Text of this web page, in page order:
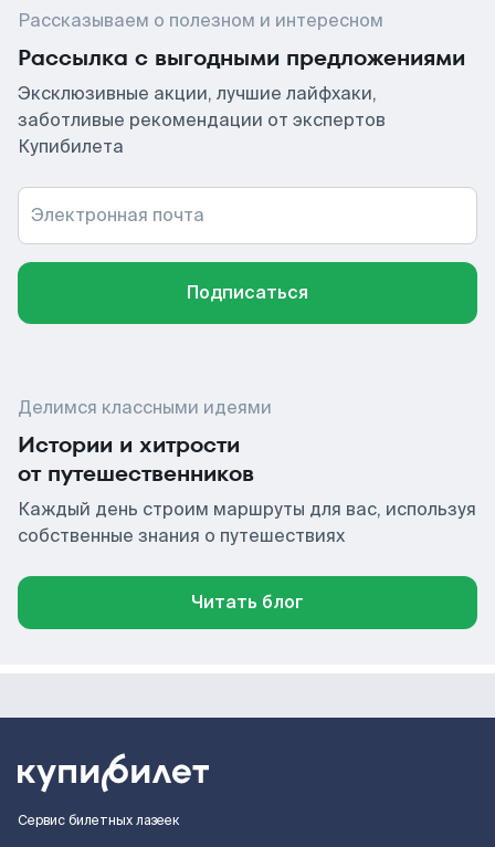
Рассказываем о полезном и интересном
Рассылка с выгодными предложениями
Эксклюзивные акции, лучшие лайфхаки,
заботливые рекомендации от экспертов
Купибилета
Электронная почта
Подписаться
Делимся классными идеями
Истории и хитрости
от путешественников
Каждый день строим маршруты для вас, используя
собственные знания о путешествиях
Читать блог
Сервис билетных лазеек